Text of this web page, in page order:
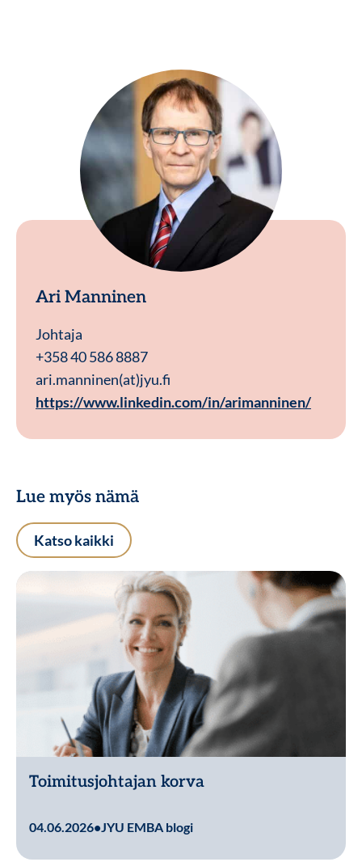
Ari Manninen
Johtaja
+358 40 586 8887
ari.manninen(at)jyu.fi
https://www.linkedin.com/in/arimanninen/
Lue myös nämä
Katso kaikki
Toimitusjohtajan korva
04.06.2026• JYU EMBA blogi